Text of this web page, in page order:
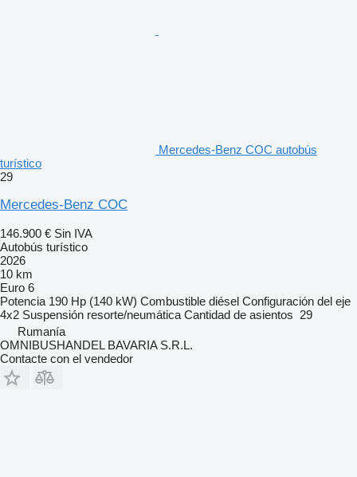
Mercedes-Benz COC autobús
turístico
29
Mercedes-Benz COC
146.900 € Sin IVA
Autobús turístico
2026
10 km
Euro 6
Potencia 190 Hp (140 kW) Combustible diésel Configuración del eje
4x2 Suspensión resorte/neumática Cantidad de asientos 29
Rumanía
OMNIBUSHANDEL BAVARIA S.R.L.
Contacte con el vendedor